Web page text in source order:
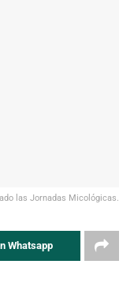
las Jornadas Micológicas.
Whatsapp